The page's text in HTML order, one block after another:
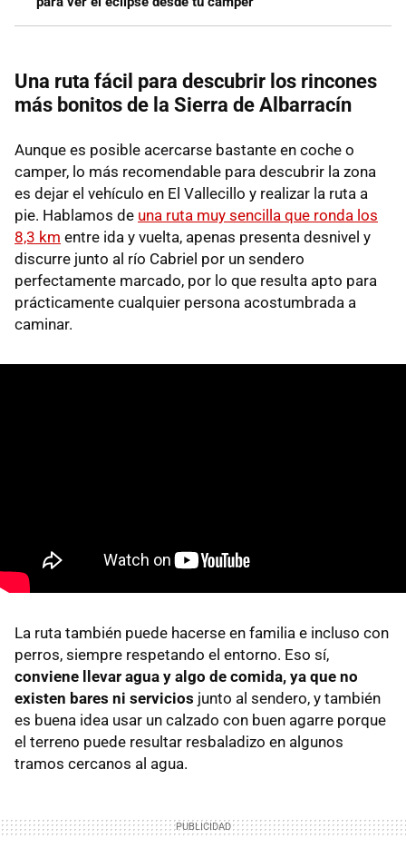
Una ruta fácil para descubrir los rincones
más bonitos de la Sierra de Albarracín
Aunque es posible acercarse bastante en coche o
camper, lo más recomendable para descubrir la zona
es dejar el vehículo en El Vallecillo y realizar la ruta a
pie. Hablamos de una ruta muy sencilla que ronda los
8,3 km entre ida y vuelta, apenas presenta desnivel y
discurre junto al río Cabriel por un sendero
perfectamente marcado, por lo que resulta apto para
prácticamente cualquier persona acostumbrada a
caminar.
La ruta también puede hacerse en familia e incluso con
perros, siempre respetando el entorno. Eso sí,
conviene llevar agua y algo de comida, ya que no
existen bares ni servicios junto al sendero, y también
es buena idea usar un calzado con buen agarre porque
el terreno puede resultar resbaladizo en algunos
tramos cercanos al agua.